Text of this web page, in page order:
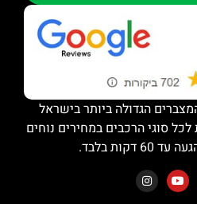
הגדולה ביותר בישראל
סוגי הרכבים במחירים נוחים
דקות בלבד.